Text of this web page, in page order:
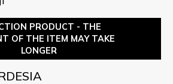
PRODUCT - THE
OF THE ITEM MAY TAKE
LONGER